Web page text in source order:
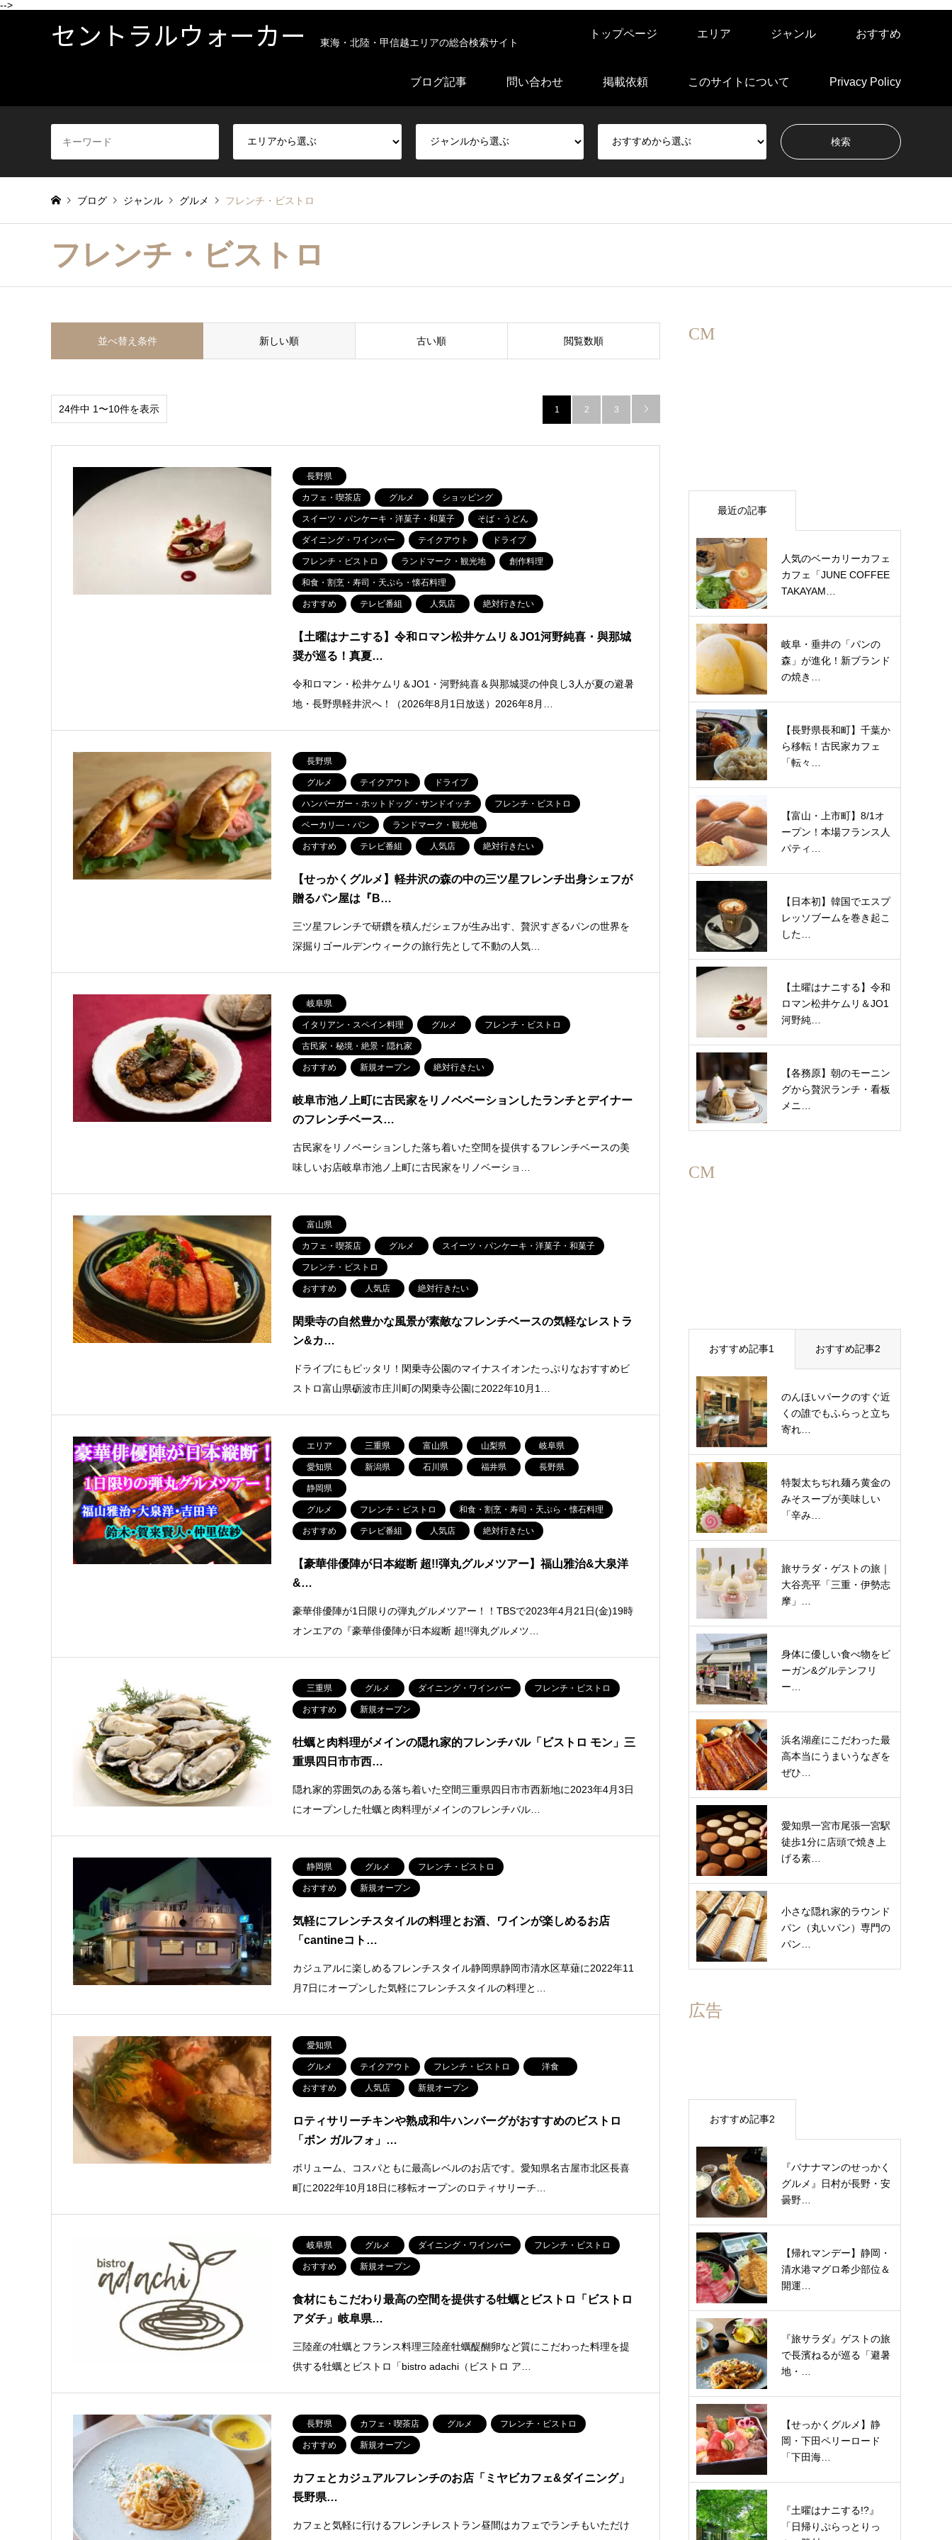
-->
セントラルウォーカー 東海・北陸・甲信越エリアの総合検索サイト
トップページ エリア ジャンル おすすめ
ブログ記事 問い合わせ 掲載依頼 このサイトについて Privacy Policy
ブログ ジャンル グルメ フレンチ・ビストロ
フレンチ・ビストロ
並べ替え条件 新しい順 古い順 閲覧数順
24件中 1〜10件を表示 1 2 3 
長野県
カフェ・喫茶店 グルメ ショッピング
スイーツ・パンケーキ・洋菓子・和菓子 そば・うどん
ダイニング・ワインバー テイクアウト ドライブ
フレンチ・ビストロ ランドマーク・観光地 創作料理
和食・割烹・寿司・天ぷら・懐石料理
おすすめ テレビ番組 人気店 絶対行きたい
【土曜はナニする】令和ロマン松井ケムリ＆JO1河野純喜・與那城
奨が巡る！真夏…
令和ロマン・松井ケムリ＆JO1・河野純喜＆與那城奨の仲良し3人が夏の避暑
地・長野県軽井沢へ！（2026年8月1日放送）2026年8月…
長野県
グルメ テイクアウト ドライブ
ハンバーガー・ホットドッグ・サンドイッチ フレンチ・ビストロ
ベーカリ―・パン ランドマーク・観光地
おすすめ テレビ番組 人気店 絶対行きたい
【せっかくグルメ】軽井沢の森の中の三ツ星フレンチ出身シェフが
贈るパン屋は『B…
三ツ星フレンチで研鑽を積んだシェフが生み出す、贅沢すぎるパンの世界を
深掘りゴールデンウィークの旅行先として不動の人気…
岐阜県
イタリアン・スペイン料理 グルメ フレンチ・ビストロ
古民家・秘境・絶景・隠れ家
おすすめ 新規オープン 絶対行きたい
岐阜市池ノ上町に古民家をリノベベーションしたランチとデイナー
のフレンチベース…
古民家をリノベーションした落ち着いた空間を提供するフレンチベースの⁡⁡美
味しいお店岐阜市池ノ上町に古民家をリノベーショ…
富山県
カフェ・喫茶店 グルメ スイーツ・パンケーキ・洋菓子・和菓子
フレンチ・ビストロ
おすすめ 人気店 絶対行きたい
閑乗寺の自然豊かな風景が素敵なフレンチベースの気軽なレストラ
ン&カ…
ドライブにもピッタリ！閑乗寺公園のマイナスイオンたっぷりなおすすめビ
ストロ富山県砺波市庄川町の閑乗寺公園に2022年10月1…
エリア 三重県 富山県 山梨県 岐阜県
愛知県 新潟県 石川県 福井県 長野県
静岡県
グルメ フレンチ・ビストロ 和食・割烹・寿司・天ぷら・懐石料理
おすすめ テレビ番組 人気店 絶対行きたい
【豪華俳優陣が日本縦断 超!!弾丸グルメツアー】福山雅治&大泉洋
&…
豪華俳優陣が1日限りの弾丸グルメツアー！！TBSで2023年4月21日(金)19時
オンエアの『豪華俳優陣が日本縦断 超!!弾丸グルメツ…
三重県 グルメ ダイニング・ワインバー フレンチ・ビストロ
おすすめ 新規オープン
牡蠣と肉料理がメインの隠れ家的フレンチバル「ビストロ モン」三
重県四日市市西…
隠れ家的雰囲気のある落ち着いた空間三重県四日市市西新地に2023年4月3日
にオープンした牡蠣と肉料理がメインのフレンチバル…
静岡県 グルメ フレンチ・ビストロ
おすすめ 新規オープン
気軽にフレンチスタイルの料理とお酒、ワインが楽しめるお店
「cantineコト…
カジュアルに楽しめるフレンチスタイル静岡県静岡市清水区草薙に2022年11
月7日にオープンした気軽にフレンチスタイルの料理と…
愛知県
グルメ テイクアウト フレンチ・ビストロ 洋食
おすすめ 人気店 新規オープン
ロティサリーチキンや熟成和牛ハンバーグがおすすめのビストロ
「ボン ガルフォ」…
ボリューム、コスパともに最高レベルのお店です。愛知県名古屋市北区長喜
町に2022年10月18日に移転オープンのロティサリーチ…
岐阜県 グルメ ダイニング・ワインバー フレンチ・ビストロ
おすすめ 新規オープン
食材にもこだわり最高の空間を提供する牡蠣とビストロ「ビストロ
アダチ」岐阜県…
三陸産の牡蠣とフランス料理三陸産牡蠣醍醐卵など質にこだわった料理を提
供する牡蠣とビストロ「bistro adachi（ビストロ ア…
長野県 カフェ・喫茶店 グルメ フレンチ・ビストロ
おすすめ 新規オープン
カフェとカジュアルフレンチのお店「ミヤビカフェ&ダイニング」
長野県…
カフェと気軽に行けるフレンチレストラン昼間はカフェでランチもいただけ
CM
最近の記事
人気のベーカリーカフェ
カフェ「JUNE COFFEE
TAKAYAM…
岐阜・垂井の「パンの
森」が進化！新ブランド
の焼き…
【長野県長和町】千葉か
ら移転！古民家カフェ
「転々…
【富山・上市町】8/1オ
ープン！本場フランス人
パティ…
【日本初】韓国でエスプ
レッソブームを巻き起こ
した…
【土曜はナニする】令和
ロマン松井ケムリ＆JO1
河野純…
【各務原】朝のモーニン
グから贅沢ランチ・看板
メニ…
CM
おすすめ記事1 おすすめ記事2
のんほいパークのすぐ近
くの誰でもふらっと立ち
寄れ…
特製太ちぢれ麺ろ黄金の
みそスープが美味しい
「辛み…
旅サラダ・ゲストの旅｜
大谷亮平「三重・伊勢志
摩」…
身体に優しい食べ物をビ
ーガン&グルテンフリ
ー…
浜名湖産にこだわった最
高本当にうまいうなぎを
ぜひ…
愛知県一宮市尾張一宮駅
徒歩1分に店頭で焼き上
げる素…
小さな隠れ家的ラウンド
パン（丸いパン）専門の
パン…
広告
おすすめ記事2
『バナナマンのせっかく
グルメ』日村が長野・安
曇野…
【帰れマンデー】静岡・
清水港マグロ希少部位＆
開運…
『旅サラダ』ゲストの旅
で長濱ねるが巡る「避暑
地・…
【せっかくグルメ】静
岡・下田ペリーロード
「下田海…
『土曜はナニする!?』
「日帰りぷらっとりっ